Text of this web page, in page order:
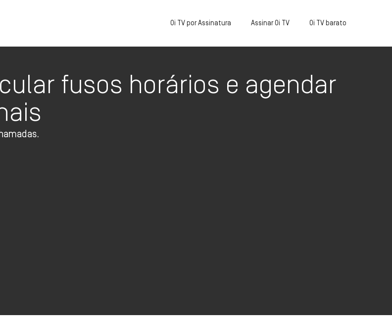
Oi TV por Assinatura Assinar Oi TV Oi TV barato
fusos horários e agendar